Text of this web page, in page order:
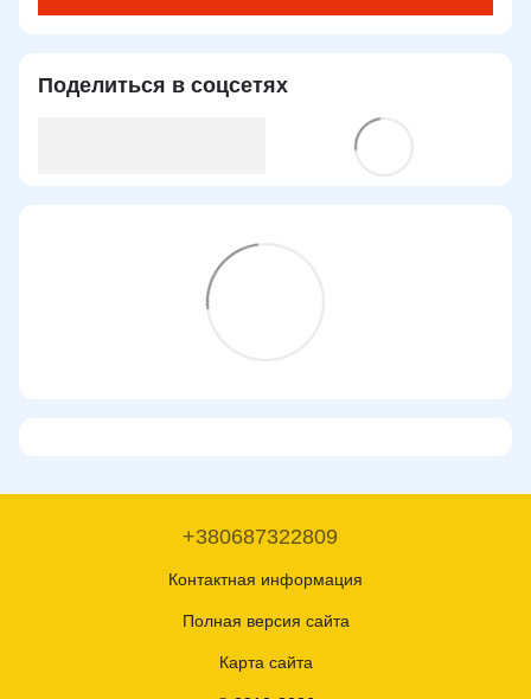
Поделиться в соцсетях
+380687322809
Контактная информация
Полная версия сайта
Карта сайта